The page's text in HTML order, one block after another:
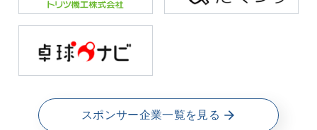
スポンサー企業一覧を見る